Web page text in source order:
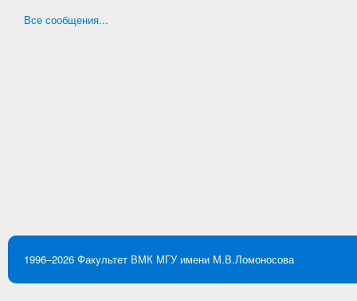
Все сообщения...
1996–2026 Факультет ВМК МГУ имени М.В.Ломоносова